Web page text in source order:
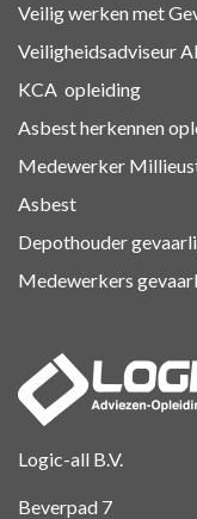
Logic-all B.V.
Beverpad 7
Veilig werken met
Veiligheidsadviseur
KCA opleiding
Asbest herkennen
Medewerker
Asbest
Depothouder
Medewerkers